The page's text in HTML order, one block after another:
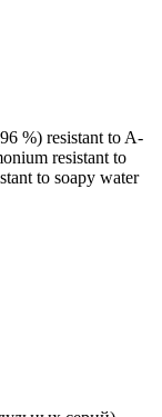
%) resistant to A-
resistant to
to soapy water